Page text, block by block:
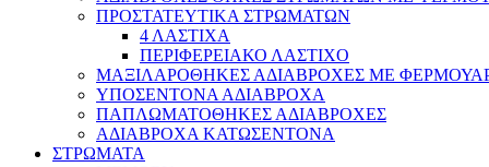
ΠΡΟΣΤΑΤΕΥΤΙΚΑ ΣΤΡΩΜΑΤΩΝ
4 ΛΑΣΤΙΧΑ
ΠΕΡΙΦΕΡΕΙΑΚΟ ΛΑΣΤΙΧΟ
ΜΑΞΙΛΑΡΟΘΗΚΕΣ ΑΔΙΑΒΡΟΧΕΣ ΜΕ
ΥΠΟΣΕΝΤΟΝΑ ΑΔΙΑΒΡΟΧΑ
ΠΑΠΛΩΜΑΤΟΘΗΚΕΣ ΑΔΙΑΒΡΟΧΕΣ
ΑΔΙΑΒΡΟΧΑ ΚΑΤΩΣΕΝΤΟΝΑ
ΣΤΡΩΜΑΤΑ